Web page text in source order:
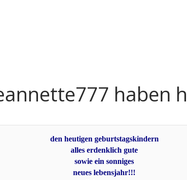
haben
den heutigen geburtstagskindern
alles erdenklich gute
sowie ein sonniges
neues lebensjahr!!!